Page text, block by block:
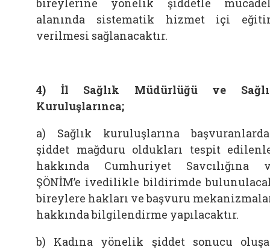
bireylerine yönelik şiddetle
alanında sistematik hizmet içi
verilmesi sağlanacaktır.
4) İl Sağlık Müdürlüğü ve
Kuruluşlarınca;
a) Sağlık kuruluşlarına
şiddet mağduru oldukları tespit
hakkında Cumhuriyet Savcılığına
ŞÖNİM’e ivedilikle bildirimde
bireylere hakları ve başvuru
hakkında bilgilendirme yapılacaktır.
b) Kadına yönelik şiddet sonucu